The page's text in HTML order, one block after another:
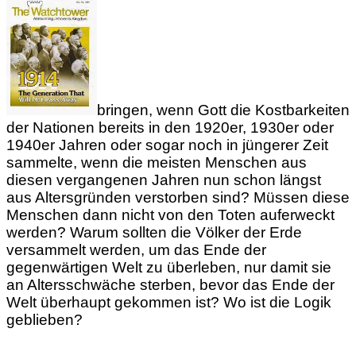
bringen, wenn Gott die Kostbarkeiten
der Nationen bereits in den 1920er, 1930er oder
1940er Jahren oder sogar noch in jüngerer Zeit
sammelte, wenn die meisten Menschen aus
diesen vergangenen Jahren nun schon längst
aus Altersgründen verstorben sind? Müssen diese
Menschen dann nicht von den Toten auferweckt
werden? Warum sollten die Völker der Erde
versammelt werden, um das Ende der
gegenwärtigen Welt zu überleben, nur damit sie
an Altersschwäche sterben, bevor das Ende der
Welt überhaupt gekommen ist? Wo ist die Logik
geblieben?